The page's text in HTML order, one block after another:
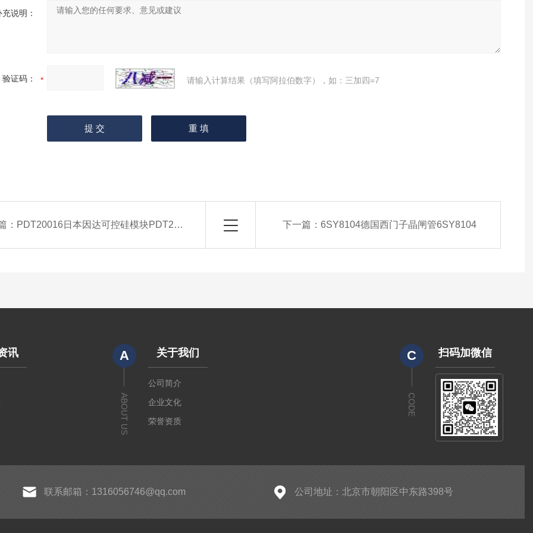
充说明：
验证码： 请输入计算结果（填写阿拉伯数字），如：三加四=7
： PDT20016日本因达可控硅模块PDT20016 下一篇： 6SY8104德国西门子晶闸管6SY8104
讯 A
ABOUT US
关于我们
公司简介
企业文化
荣誉资质
C
CODE
扫码加微信
联系邮箱：1316056746@qq.com 公司地址：北京市朝阳区中东路398号